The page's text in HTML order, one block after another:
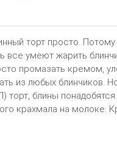
торт просто. Потому
все умеют жарить
промазать кремом,
из любых блинчиков.
торт, блины
крахмала на молоке.